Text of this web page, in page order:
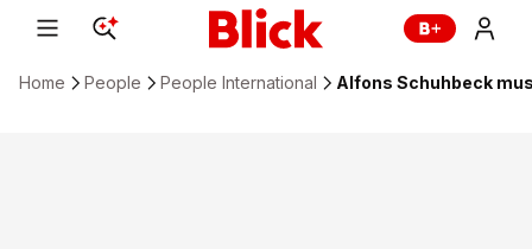
Home People People International Alfons Schuhbeck